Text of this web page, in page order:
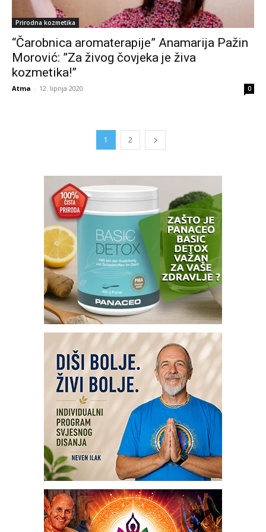
Prirodna kozmetika
“Čarobnica aromaterapije” Anamarija Pažin
Morović: ”Za živog čovjeka je živa
kozmetika!”
Atma - 12. lipnja 2020. 0
1 2